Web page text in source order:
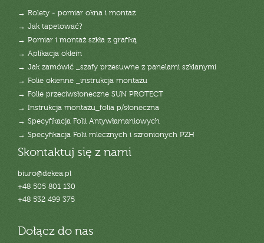
→ Rolety - pomiar okna i montaż
→ Jak tapetować?
→ Pomiar i montaż szkła z grafiką
→ Aplikacja oklein
→ Jak zamówić _szafy przesuwne z panelami szklanymi
→ Folie okienne _instrukcja montażu
→ Folie przeciwsłoneczne SUN PROTECT
→ Instrukcja montażu_folia p/słoneczna
→ Specyfikacja Folii Antywłamaniowych
→ Specyfikacja Folii mlecznych i szronionych PZH
Skontaktuj się z nami
biuro@dekea.pl
+48 505 801 130
+48 532 499 375
Dołącz do nas